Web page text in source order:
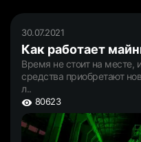
30.07.2021
Как работает
Время не стоит на
средства приобретают
л..
80623